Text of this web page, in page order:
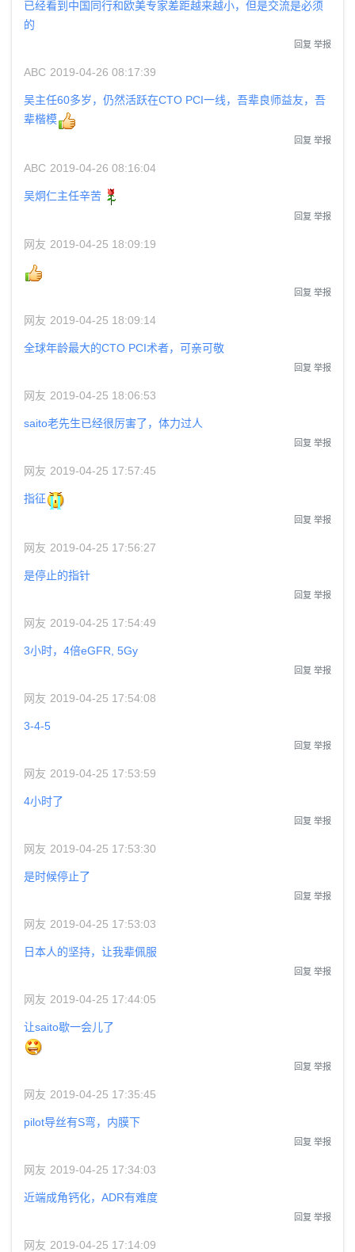
已经看到中国同行和欧美专家差距越来越小，但是交流是必须
的
回复 举报
ABC 2019-04-26 08:17:39
吴主任60多岁，仍然活跃在CTO PCI一线，吾辈良师益友，吾
辈楷模
回复 举报
ABC 2019-04-26 08:16:04
吴炯仁主任辛苦
回复 举报
网友 2019-04-25 18:09:19
回复 举报
网友 2019-04-25 18:09:14
全球年龄最大的CTO PCI术者，可亲可敬
回复 举报
网友 2019-04-25 18:06:53
saito老先生已经很厉害了，体力过人
回复 举报
网友 2019-04-25 17:57:45
指征
回复 举报
网友 2019-04-25 17:56:27
是停止的指针
回复 举报
网友 2019-04-25 17:54:49
3小时，4倍eGFR, 5Gy
回复 举报
网友 2019-04-25 17:54:08
3-4-5
回复 举报
网友 2019-04-25 17:53:59
4小时了
回复 举报
网友 2019-04-25 17:53:30
是时候停止了
回复 举报
网友 2019-04-25 17:53:03
日本人的坚持，让我辈佩服
回复 举报
网友 2019-04-25 17:44:05
让saito歇一会儿了
回复 举报
网友 2019-04-25 17:35:45
pilot导丝有S弯，内膜下
回复 举报
网友 2019-04-25 17:34:03
近端成角钙化，ADR有难度
回复 举报
网友 2019-04-25 17:14:09